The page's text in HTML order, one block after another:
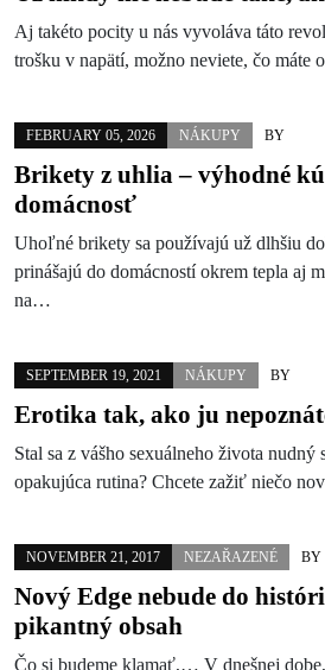
Aj takéto pocity u nás vyvoláva táto
trošku v napätí, možno neviete, čo máte
FEBRUARY 05, 2026 NÁKUPY BY
Brikety z uhlia – výhodné
domácnosť
Uhoľné brikety sa používajú už dlhšiu
prinášajú do domácností okrem tepla aj
na…
SEPTEMBER 19, 2021 NÁKUPY BY
Erotika tak, ako ju
Stal sa z vášho sexuálneho života nudný
opakujúca rutina? Chcete zažiť niečo
NOVEMBER 21, 2017 NEZAŘAZENÉ BY
Nový Edge nebude do
pikantný obsah
Čo si budeme klamať,… V dnešnej